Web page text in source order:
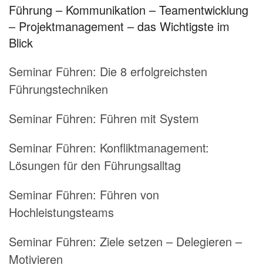
Führung – Kommunikation – Teamentwicklung
– Projektmanagement – das Wichtigste im
Blick
Seminar Führen: Die 8 erfolgreichsten
Führungstechniken
Seminar Führen: Führen mit System
Seminar Führen: Konfliktmanagement:
Lösungen für den Führungsalltag
Seminar Führen: Führen von
Hochleistungsteams
Seminar Führen: Ziele setzen – Delegieren –
Motivieren